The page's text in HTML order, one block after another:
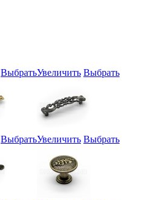
ВыбратьУвеличить Выбрать
ВыбратьУвеличить Выбрать